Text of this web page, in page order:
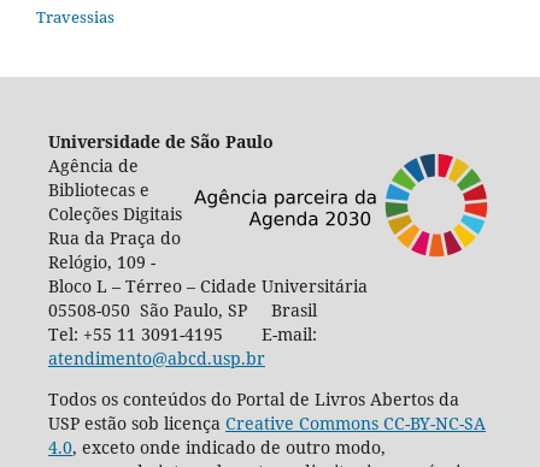
Travessias
Universidade de São Paulo
Agência de
Bibliotecas e
Coleções Digitais
Rua da Praça do
Relógio, 109 -
Bloco L – Térreo – Cidade Universitária
05508-050 São Paulo, SP Brasil
Tel: +55 11 3091-4195 E-mail:
atendimento@abcd.usp.br
Todos os conteúdos do Portal de Livros Abertos da
USP estão sob licença Creative Commons CC-BY-NC-SA
4.0, exceto onde indicado de outro modo,